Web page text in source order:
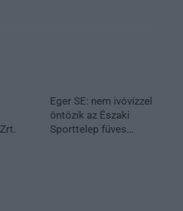
Eger SE: nem ivóvízzel
öntözik az Északi
Sporttelep füves...